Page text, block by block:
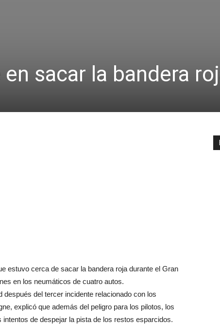
sacar la bandera
estuvo cerca de sacar la bandera roja durante el Gran
en los neumáticos de cuatro autos.
del tercer incidente relacionado con los
explicó que además del peligro para los pilotos, los
de despejar la pista de los restos esparcidos.